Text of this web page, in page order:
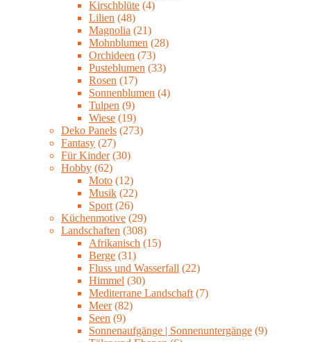
Kirschblüte (4)
Lilien (48)
Magnolia (21)
Mohnblumen (28)
Orchideen (73)
Pusteblumen (33)
Rosen (17)
Sonnenblumen (4)
Tulpen (9)
Wiese (19)
Deko Panels (273)
Fantasy (27)
Für Kinder (30)
Hobby (62)
Moto (12)
Musik (22)
Sport (26)
Küchenmotive (29)
Landschaften (308)
Afrikanisch (15)
Berge (31)
Fluss und Wasserfall (22)
Himmel (30)
Mediterrane Landschaft (7)
Meer (82)
Seen (9)
Sonnenaufgänge | Sonnenuntergänge (9)